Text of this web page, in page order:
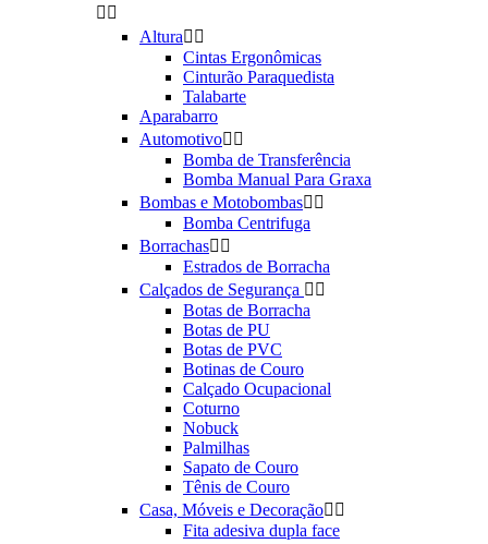
 
Altura 
Cintas Ergonômicas
Cinturão Paraquedista
Talabarte
Aparabarro
Automotivo 
Bomba de Transferência
Bomba Manual Para Graxa
Bombas e Motobombas 
Bomba Centrifuga
Borrachas 
Estrados de Borracha
Calçados de Segurança  
Botas de Borracha
Botas de PU
Botas de PVC
Botinas de Couro
Calçado Ocupacional
Coturno
Nobuck
Palmilhas
Sapato de Couro
Tênis de Couro
Casa, Móveis e Decoração 
Fita adesiva dupla face